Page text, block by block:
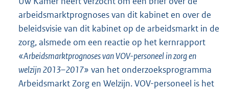
arbeidsmarktprognoses van dit kabinet en over de
beleidsvisie van dit kabinet op de arbeidsmarkt in de
zorg, alsmede om een reactie op het kernrapport
«Arbeidsmarktprognoses van VOV-personeel in zorg en
welzijn 2013–2017» van het onderzoeksprogramma
Arbeidsmarkt Zorg en Welzijn. VOV-personeel is het